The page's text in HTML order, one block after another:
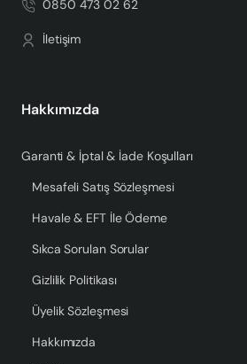
0850 473 02 62
İletişim
Hakkımızda
Garanti & İptal & İade Koşulları
Mesafeli Satış Sözleşmesi
Havale & EFT İle Ödeme
Sıkca Sorulan Sorular
Gizlilik Politikası
Üyelik Sözleşmesi
Hakkımızda